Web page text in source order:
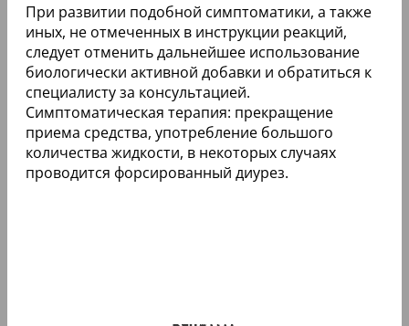
При развитии подобной симптоматики, а также
иных, не отмеченных в инструкции реакций,
следует отменить дальнейшее использование
биологически активной добавки и обратиться к
специалисту за консультацией.
Симптоматическая терапия: прекращение
приема средства, употребление большого
количества жидкости, в некоторых случаях
проводится форсированный диурез.